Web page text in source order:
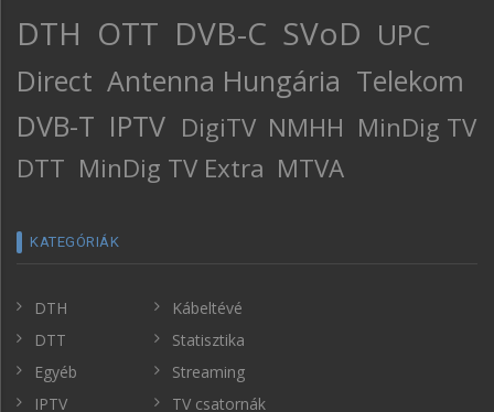
DTH OTT DVB-C SVoD UPC
Direct Antenna Hungária Telekom
DVB-T IPTV DigiTV NMHH MinDig TV
DTT MinDig TV Extra MTVA
KATEGÓRIÁK
DTH
DTT
Egyéb
IPTV
Kábeltévé
Statisztika
Streaming
TV csatornák